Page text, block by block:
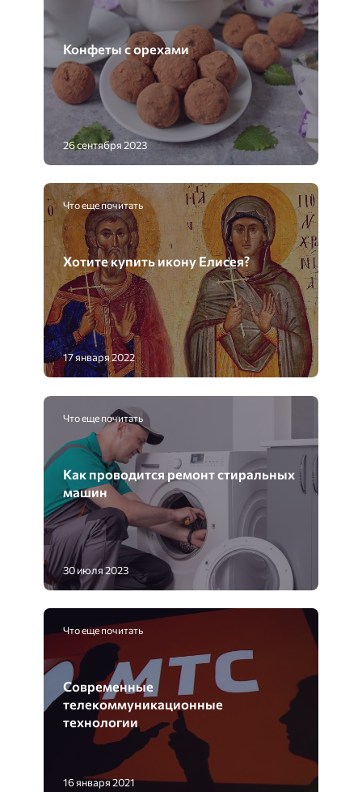
Конфеты с орехами
26 сентября 2023
Что еще почитать
Хотите купить икону Елисея?
17 января 2022
Что еще почитать
Как проводится ремонт стиральных
машин
30 июля 2023
Что еще почитать
Современные
телекоммуникационные
технологии
16 января 2021